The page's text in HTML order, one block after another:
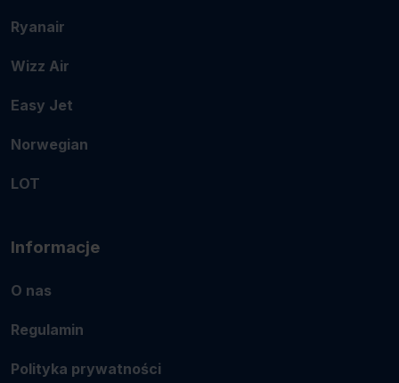
Ryanair
Wizz Air
Easy Jet
Norwegian
LOT
Informacje
O nas
Regulamin
Polityka prywatności